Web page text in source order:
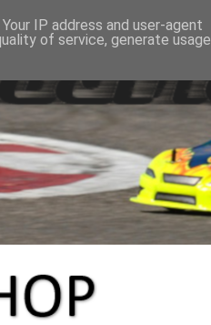
IP address and user-agent
of service, generate usage